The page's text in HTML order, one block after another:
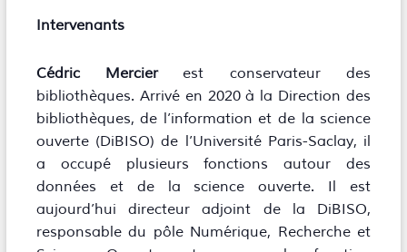
Intervenants
Cédric Mercierest conservateur des
bibliothèques. Arrivé en 2020 à la Direction des
bibliothèques, de l’information et de la science
ouverte (DiBISO) de l’Université Paris-Saclay, il
a occupé plusieurs fonctions autour des
données et de la science ouverte. Il est
aujourd’hui directeur adjoint de la DiBISO,
responsable du pôle Numérique, Recherche et